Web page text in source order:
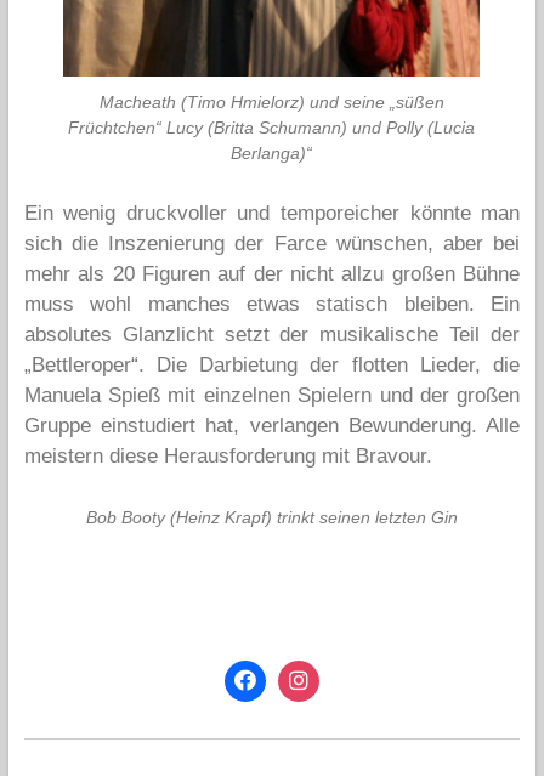
Macheath (Timo Hmielorz) und seine „süßen
Früchtchen“ Lucy (Britta Schumann) und Polly (Lucia
Berlanga)“
Ein wenig druckvoller und temporeicher könnte man
sich die Inszenierung der Farce wünschen, aber bei
mehr als 20 Figuren auf der nicht allzu großen Bühne
muss wohl manches etwas statisch bleiben. Ein
absolutes Glanzlicht setzt der musikalische Teil der
„Bettleroper“. Die Darbietung der flotten Lieder, die
Manuela Spieß mit einzelnen Spielern und der großen
Gruppe einstudiert hat, verlangen Bewunderung. Alle
meistern diese Herausforderung mit Bravour.
Bob Booty (Heinz Krapf) trinkt seinen letzten Gin